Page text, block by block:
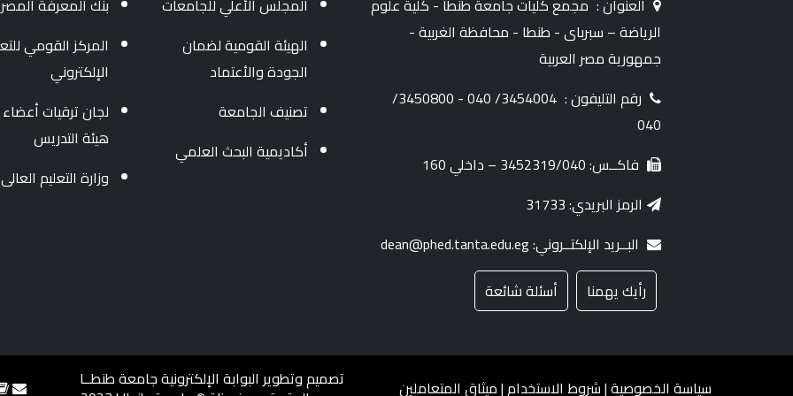
العنوان : مجمع كليات جامعة طنطا - كلية علوم
الرياضة – سبرباى - طنطا - محافظة الغربية -
جمهورية مصر العربية
رقم التليفون :
3454004/ 040 - 3450800/
040
فاكــس: 3452319/040 – داخلي 160
الرمز البريدي: 31733
البــريد الإلكتــروني: dean@phed.tanta.edu.eg
رأيك يهمنا
أسئلة شائعة
المجلس الأعلي للجامعات
الهيئة القومية لضمان
الجودة والأعتماد
تصنيف الجامعة
أكاديمية البحث العلمي
بنك المعرفة
المركز القومي
الإلكتروني
لجان ترقيات أعضاء
هيئة التدريس
وزارة التعليم العالى
سياسة الخصوصية|شروط الاستخدام|ميثاق المتعاملين تصميم وتطوير البوابة الإلكترونية جامعة طنطــا